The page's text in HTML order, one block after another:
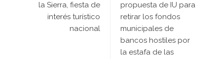
la Sierra, fiesta de
interés turístico
nacional
propuesta de IU para
retirar los fondos
municipales de
bancos hostiles por
la estafa de las